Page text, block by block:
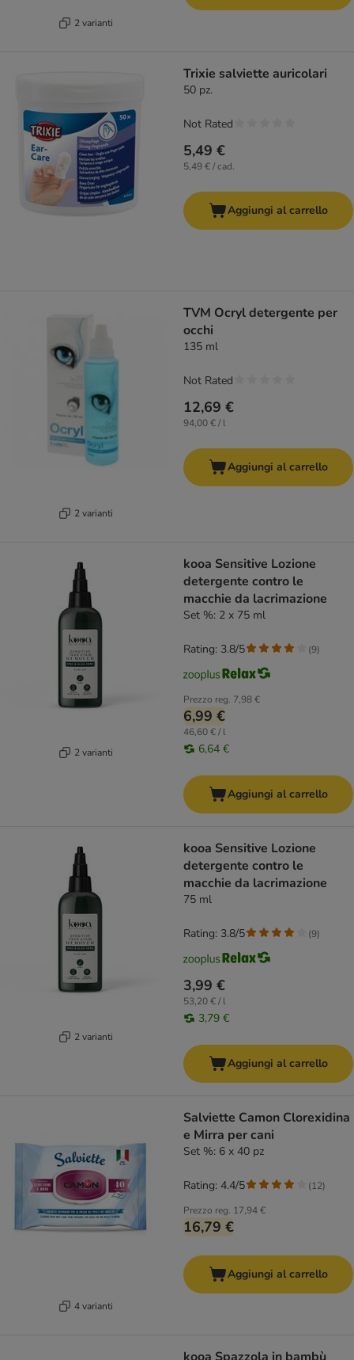
2 varianti
Trixie salviette auricolari
50 pz.
5,49 €
5,49 € / cad.
Not Rated
Aggiungi al carrello
2 varianti
TVM Ocryl detergente per
occhi
135 ml
12,69 €
94,00 € / l
Not Rated
Aggiungi al carrello
2 varianti
kooa Sensitive Lozione
detergente contro le
macchie da lacrimazione
Set %: 2 x 75 ml
Prezzo reg. 7,98 €
6,99 €
46,60 € / l
6,64 €
Rating: 3.8/5 (9)
Aggiungi al carrello
2 varianti
kooa Sensitive Lozione
detergente contro le
macchie da lacrimazione
75 ml
3,99 €
53,20 € / l
3,79 €
Rating: 3.8/5 (9)
Aggiungi al carrello
4 varianti
Salviette Camon Clorexidina
e Mirra per cani
Set %: 6 x 40 pz
Prezzo reg. 17,94 €
16,79 €
Rating: 4.4/5 (12)
Aggiungi al carrello